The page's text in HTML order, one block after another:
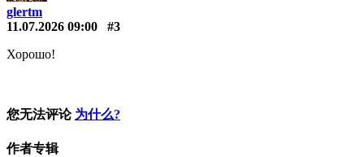
glertm
11.07.2026 09:00
#3
Хорошо!
您无法评论 为什么?
作者专辑